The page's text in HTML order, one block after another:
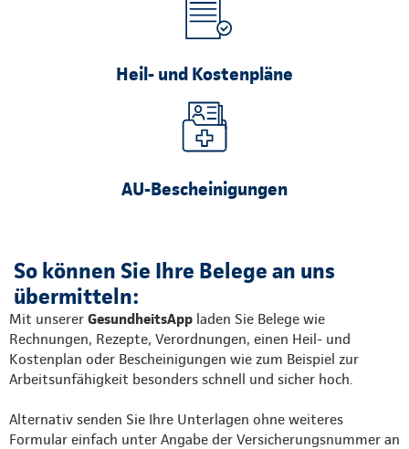
Heil- und Kostenpläne
AU-Bescheinigungen
So können Sie Ihre Belege an uns
übermitteln:
Mit unserer GesundheitsApp laden Sie Belege wie
Rechnungen, Rezepte, Verordnungen, einen Heil- und
Kostenplan oder Bescheinigungen wie zum Beispiel zur
Arbeitsunfähigkeit besonders schnell und sicher hoch.
Alternativ senden Sie Ihre Unterlagen ohne weiteres
Formular einfach unter Angabe der Versicherungsnummer an